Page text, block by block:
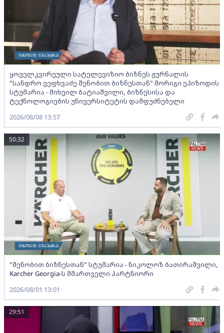
ყოველკვირეული სატელევიზიო ბიზნეს ჟურნალის
"სანდრო ვეფხვაძე შენობით ბიზნესთან" მორიგი ეპიზოდის
სტუმარია - მიხეილ ბატიაშვილი, ბიზნესისა და
ტექნოლოგიების უნივერსიტეტის დამფუძნებელი
2026/08/08 13:57
"შენობით ბიზნესთან" სტუმარია - ნიკოლოზ ბათირაშვილი,
Karcher Georgia-ს მმართველი პარტნიორი
50:32
2026/08/01 13:01
29:51